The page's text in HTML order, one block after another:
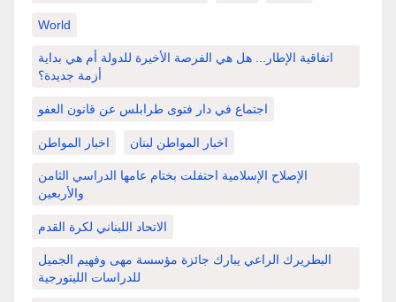
World
اتفاقية الإطار... هل هي الفرصة الأخيرة للدولة أم هي بداية
أزمة جديدة؟
اجتماع في دار فتوى طرابلس عن قانون العفو
اخبار المواطن اخبار المواطن لبنان
الإصلاح الإسلامية احتفلت بختام عامها الدراسي الثامن
والأربعين
الاتحاد اللبناني لكرة القدم
البطريرك الراعي يبارك جائزة مؤسسة مهى وفهيم الجميل
للدراسات الليتورجية